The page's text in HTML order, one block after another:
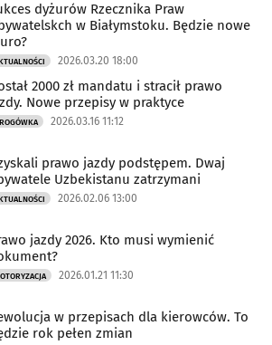
dyżurów Rzecznika Praw
w Białymstoku. Będzie nowe
2026.03.20 18:00
2000 zł mandatu i stracił prawo
Nowe przepisy w praktyce
2026.03.16 11:12
prawo jazdy podstępem. Dwaj
Uzbekistanu zatrzymani
2026.02.06 13:00
jazdy 2026. Kto musi wymienić
2026.01.21 11:30
w przepisach dla kierowców. To
rok pełen zmian